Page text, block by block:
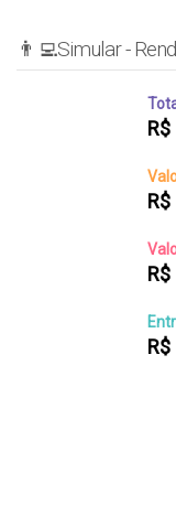
👨‍💻Simular -
R$
R$
R$
R$